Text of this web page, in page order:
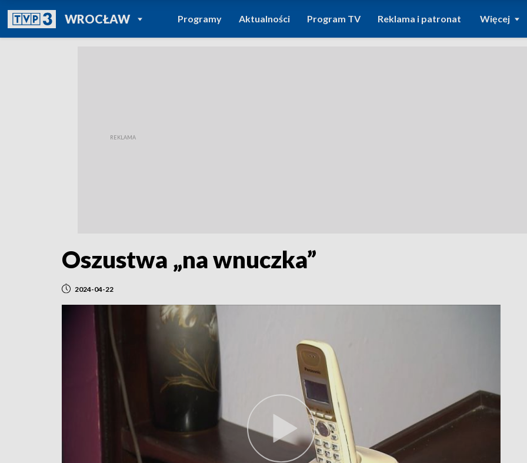
WROCŁAWPOWRÓT DO
TVP REGIONY
Programy Aktualności Program TV Reklama i patronat Więcej
Oszustwa „na wnuczka”
2024-04-22